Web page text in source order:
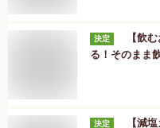
決定
【飲
る！そのまま
決定
【減